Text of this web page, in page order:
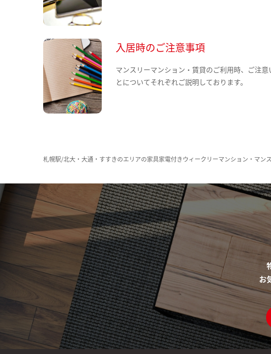
入居時のご注意事項
マンスリーマンション・賃貸のご利用時、ご注意
とについてそれぞれご説明しております。
札幌駅/北大・大通・すすきのエリアの家具家電付きウィークリーマンション・マン
お